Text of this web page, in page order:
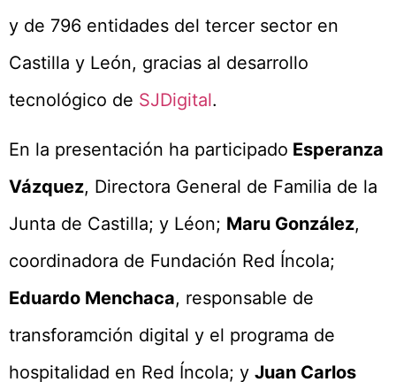
y de 796 entidades del tercer sector en
Castilla y León, gracias al desarrollo
tecnológico de SJDigital.
En la presentación ha participado Esperanza
Vázquez, Directora General de Familia de la
Junta de Castilla; y Léon; Maru González,
coordinadora de Fundación Red Íncola;
Eduardo Menchaca, responsable de
transforamción digital y el programa de
hospitalidad en Red Íncola; y Juan Carlos